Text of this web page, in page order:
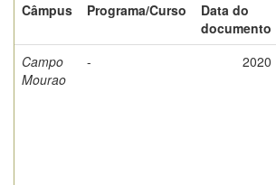
Câmpus
Programa/Curso
Data do
documento
Campo
Mourao
- 2020